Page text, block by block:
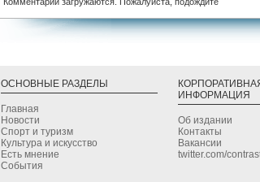
ОСНОВНЫЕ РАЗДЕЛЫ
Главная
Новости
Спорт и туризм
Культура и искусство
Есть мнение
События
ИНФОРМАЦИЯ
Об издании
Контакты
Вакансии
twitter.com/